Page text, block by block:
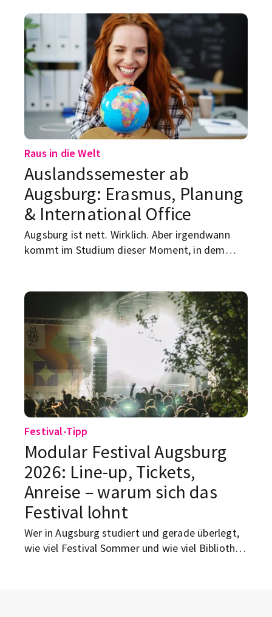
wurden sie alle an einem Ort: der Augsburger
Puppenkiste.
Raus in die Welt
Auslandssemester ab
Augsburg: Erasmus, Planung
& International Office
Augsburg ist nett. Wirklich. Aber irgendwann
kommt im Studium dieser Moment, in dem
mal raus. Nicht für immer, keine Sorge.
Augsburg läuft nicht weg. Aber ein Semester in
Spanien, Schweden, Frankreich oder irgendwo
ganz anders? Klingt schon deutlich besser als
noch ein Winter mit grauem Campus-Himmel
und Gruppenarbeit um 8 Uhr morgens.
Festival-Tipp
Modular Festival Augsburg
2026: Line-up, Tickets,
Anreise – warum sich das
Festival lohnt
Wer in Augsburg studiert und gerade überlegt,
wie viel Festival Sommer und wie viel Bibliothek